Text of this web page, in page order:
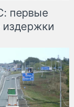
первые
издержки